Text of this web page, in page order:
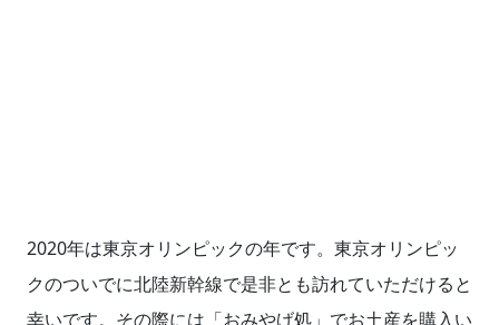
2020年は東京オリンピックの年です。東京オリンピッ
クのついでに北陸新幹線で是非とも訪れていただけると
幸いです。その際には「おみやげ処」でお土産を購入い